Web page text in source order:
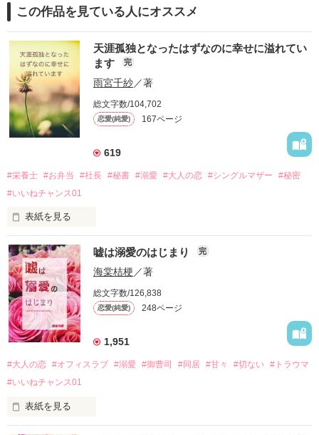
この作品を見ている人にオススメ
天涯孤独となったはずなのに幸せに溢れてい
ます
完
雨宮千紗／著
総文字数/104,702
恋愛(純愛) 167ページ
619
#栄養士 #お弁当 #社長 #秘書 #溺愛 #大人の恋 #シングルマザー
#秘密
#いいねチャンス01
表紙を見る
林田　茉莉花（はやしだ　まりか）22歳。弁当屋の看板娘。
唯一の肉親である母親に先立たれ、天涯孤独となった茉莉花。
街の弁当屋さんで働いており、生活は苦しいが待ち前の明るさ
と努力で前向きに歩んでいる。
そんな彼女の前に現れた1人の男性。実の父親からの依頼で来
たと言われ困惑する。
2022．10．9完結
嘘は溺愛のはじまり 完
海棠桔梗／著
総文字数/126,838
恋愛(純愛) 248ページ
1,951
#大人の恋 #オフィスラブ #溺愛 #御曹司 #同居 #甘々 #切ない #トラウマ
#いいねチャンス01
表紙を見る